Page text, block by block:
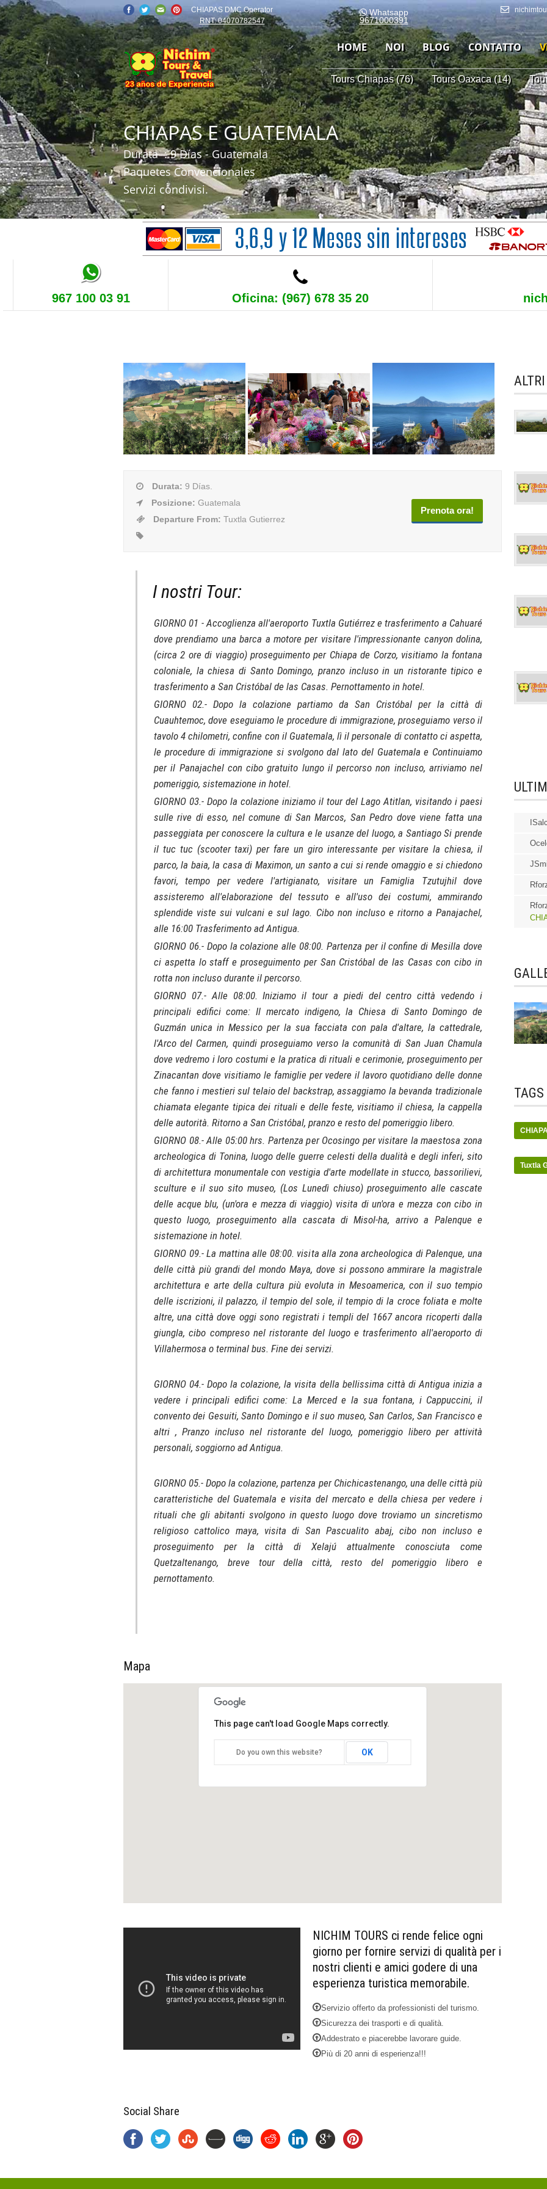
CHIAPAS DMC Operator
RNT: 04070782547
Whatsapp
9671000391
HOME NOI BLOG CONTATTO
Tours Chiapas (76) Tours Oaxaca (14)
CHIAPAS E GUATEMALA
Durata : 9 Días - Guatemala
Paquetes Convencionales
Servizi condivisi.
967 100 03 91 Oficina: (967) 678 35 20
Durata: 9 Días.
Posizione: Guatemala
Departure From: Tuxtla Gutierrez
Prenota ora!
I nostri Tour:
GIORNO 01 - Accoglienza all'aeroporto Tuxtla Gutiérrez e trasferimento a Cahuaré
dove prendiamo una barca a motore per visitare l'impressionante canyon dolina,
(circa 2 ore di viaggio) proseguimento per Chiapa de Corzo, visitiamo la fontana
coloniale, la chiesa di Santo Domingo, pranzo incluso in un ristorante tipico e
trasferimento a San Cristóbal de las Casas. Pernottamento in hotel.
GIORNO 02.- Dopo la colazione partiamo da San Cristóbal per la città di
Cuauhtemoc, dove eseguiamo le procedure di immigrazione, proseguiamo verso il
tavolo 4 chilometri, confine con il Guatemala, lì il personale di contatto ci aspetta,
le procedure di immigrazione si svolgono dal lato del Guatemala e Continuiamo
per il Panajachel con cibo gratuito lungo il percorso non incluso, arriviamo nel
pomeriggio, sistemazione in hotel.
GIORNO 03.- Dopo la colazione iniziamo il tour del Lago Atitlan, visitando i paesi
sulle rive di esso, nel comune di San Marcos, San Pedro dove viene fatta una
passeggiata per conoscere la cultura e le usanze del luogo, a Santiago Si prende
il tuc tuc (scooter taxi) per fare un giro interessante per visitare la chiesa, il
parco, la baia, la casa di Maximon, un santo a cui si rende omaggio e si chiedono
favori, tempo per vedere l'artigianato, visitare un Famiglia Tzutujhil dove
assisteremo all'elaborazione del tessuto e all'uso dei costumi, ammirando
splendide viste sui vulcani e sul lago. Cibo non incluso e ritorno a Panajachel,
alle 16:00 Trasferimento ad Antigua.
GIORNO 06.- Dopo la colazione alle 08:00. Partenza per il confine di Mesilla dove
ci aspetta lo staff e proseguimento per San Cristóbal de las Casas con cibo in
rotta non incluso durante il percorso.
GIORNO 07.- Alle 08:00. Iniziamo il tour a piedi del centro città vedendo i
principali edifici come: Il mercato indigeno, la Chiesa di Santo Domingo de
Guzmán unica in Messico per la sua facciata con pala d'altare, la cattedrale,
l'Arco del Carmen, quindi proseguiamo verso la comunità di San Juan Chamula
dove vedremo i loro costumi e la pratica di rituali e cerimonie, proseguimento per
Zinacantan dove visitiamo le famiglie per vedere il lavoro quotidiano delle donne
che fanno i mestieri sul telaio del backstrap, assaggiamo la bevanda tradizionale
chiamata elegante tipica dei rituali e delle feste, visitiamo il chiesa, la cappella
delle autorità. Ritorno a San Cristóbal, pranzo e resto del pomeriggio libero.
GIORNO 08.- Alle 05:00 hrs. Partenza per Ocosingo per visitare la maestosa zona
archeologica di Tonina, luogo delle guerre celesti della dualità e degli inferi, sito
di architettura monumentale con vestigia d'arte modellate in stucco, bassorilievi,
sculture e il suo sito museo, (Los Lunedì chiuso) proseguimento alle cascate
delle acque blu, (un'ora e mezza di viaggio) visita di un'ora e mezza con cibo in
questo luogo, proseguimento alla cascata di Misol-ha, arrivo a Palenque e
sistemazione in hotel.
GIORNO 09.- La mattina alle 08:00. visita alla zona archeologica di Palenque, una
delle città più grandi del mondo Maya, dove si possono ammirare la magistrale
architettura e arte della cultura più evoluta in Mesoamerica, con il suo tempio
delle iscrizioni, il palazzo, il tempio del sole, il tempio di la croce foliata e molte
altre, una città dove oggi sono registrati i templi del 1667 ancora ricoperti dalla
giungla, cibo compreso nel ristorante del luogo e trasferimento all'aeroporto di
Villahermosa o terminal bus. Fine dei servizi.
GIORNO 04.- Dopo la colazione, la visita della bellissima città di Antigua inizia a
vedere i principali edifici come: La Merced e la sua fontana, i Cappuccini, il
convento dei Gesuiti, Santo Domingo e il suo museo, San Carlos, San Francisco e
altri , Pranzo incluso nel ristorante del luogo, pomeriggio libero per attività
personali, soggiorno ad Antigua.
GIORNO 05.- Dopo la colazione, partenza per Chichicastenango, una delle città più
caratteristiche del Guatemala e visita del mercato e della chiesa per vedere i
rituali che gli abitanti svolgono in questo luogo dove troviamo un sincretismo
religioso cattolico maya, visita di San Pascualito abaj, cibo non incluso e
proseguimento per la città di Xelajú attualmente conosciuta come
Quetzaltenango, breve tour della città, resto del pomeriggio libero e
pernottamento.
Mapa
CHIAPAS E GUATEMALA
This page can't load Google Maps correctly.
Do you own this website? OK
NICHIM TOURS ci rende felice ogni
giorno per fornire servizi di qualità per i
nostri clienti e amici godere di una
esperienza turistica memorabile.
Servizio offerto da professionisti del turismo.
Sicurezza dei trasporti e di qualità.
Addestrato e piacerebbe lavorare guide.
Più di 20 anni di esperienza!!!
Social Share
TAGS
Tuxtla